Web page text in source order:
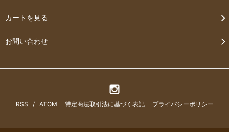
カートを見る
お問い合わせ
RSS / ATOM 特定商法取引法に基づく表記 プライバシーポリシー